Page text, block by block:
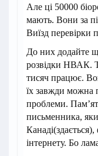
Але ці 50000
мають. Вони за
Виїзд перевірки
До них додайте
розвідки НВАК.
тисяч працює.
їх завжди можна
проблеми.
письменника,
інтернету. Бо